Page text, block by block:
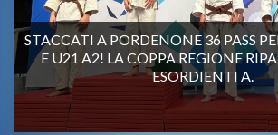
STACCATI A PORDENONE 36 PASS
E U21 A2! LA COPPA REGIONE
ESORDIENTI A.